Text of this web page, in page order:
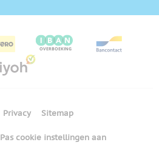
Privacy Sitemap
Pas cookie instellingen aan